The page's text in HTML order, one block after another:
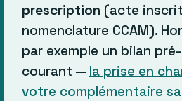
prescription (acte
nomenclature CCAM).
par exemple un bilan
courant — la prise en
votre complémentaire